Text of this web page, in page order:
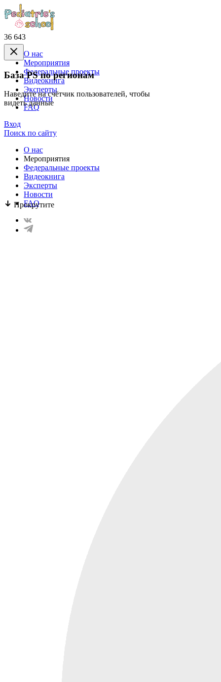
36 643
База PS по регионам
Наведите на счётчик пользователей, чтобы
видеть данные
Прокрутите
О нас
Mероприятия
Федеральные проекты
Видеокнига
Эксперты
Новости
FAQ
Вход
Поиск по сайту
О нас
Mероприятия
Федеральные проекты
Видеокнига
Эксперты
Новости
FAQ